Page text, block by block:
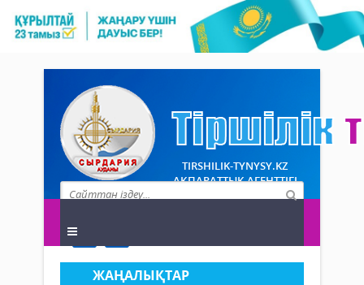
TIRSHILIK-TYNYSY.KZ
АҚПАРАТТЫҚ АГЕНТТІГІ
ЖАҢАЛЫҚТАР